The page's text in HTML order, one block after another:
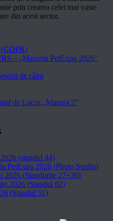
prin crearea celei mai vaste
din acest sector.
(GDPR)
– „Mascota PetExpo 2026”
de câini
de Lucru „Masura 2”
(standul 44)
PetExpo 2026 (Photo Studio)
(Standurile 27+30)
2026 (Standul 62)
(Standul 51)